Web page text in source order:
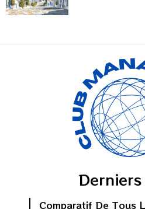
Comparatif De Tous